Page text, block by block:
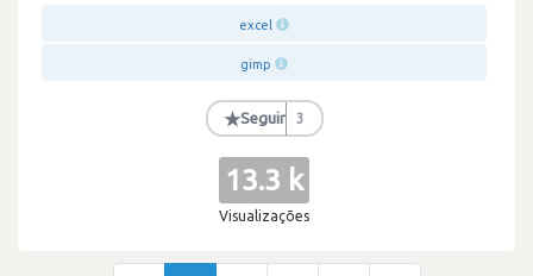
excel
gimp
★Seguir 3
13.3 k
Visualizações